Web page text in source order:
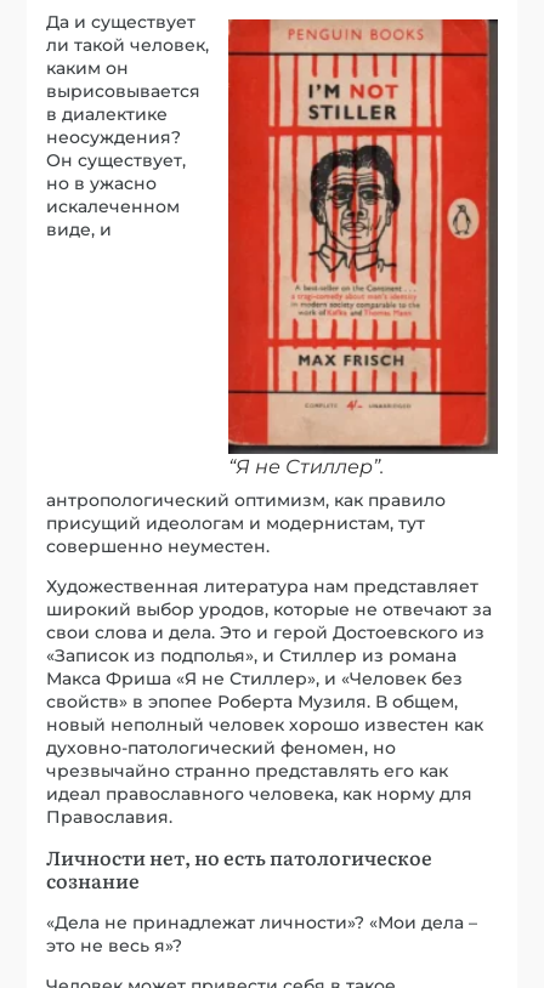
“Я не Стиллер”.
Да и существует
ли такой человек,
каким он
вырисовывается
в диалектике
неосуждения?
Он существует,
но в ужасно
искалеченном
виде, и
антропологический оптимизм, как правило
присущий идеологам и модернистам, тут
совершенно неуместен.
Художественная литература нам представляет
широкий выбор уродов, которые не отвечают за
свои слова и дела. Это и герой Достоевского из
«Записок из подполья», и Стиллер из романа
Макса Фриша «Я не Стиллер», и «Человек без
свойств» в эпопее Роберта Музиля. В общем,
новый неполный человек хорошо известен как
духовно-патологический феномен, но
чрезвычайно странно представлять его как
идеал православного человека, как норму для
Православия.
Личности нет, но есть патологическое
сознание
«Дела не принадлежат личности»? «Мои дела –
это не весь я»?